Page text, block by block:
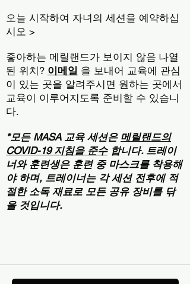
오늘 시작하여 자녀의 세션을 예약하십
시오 >
좋아하는 메릴랜드가 보이지 않음 나열
된 위치? 이메일 을 보내어 교육에 관심
이 있는 곳을 알려주시면 원하는 곳에서
교육이 이루어지도록 준비할 수 있습니
다.
*모든 MASA 교육 세션은 메릴랜드의
COVID-19 지침을 준수합니다. 트레이
너와 훈련생은 훈련 중 마스크를 착용해
야 하며, 트레이너는 각 세션 전후에 적
절한 소독 재료로 모든 공유 장비를 닦
을 것입니다.